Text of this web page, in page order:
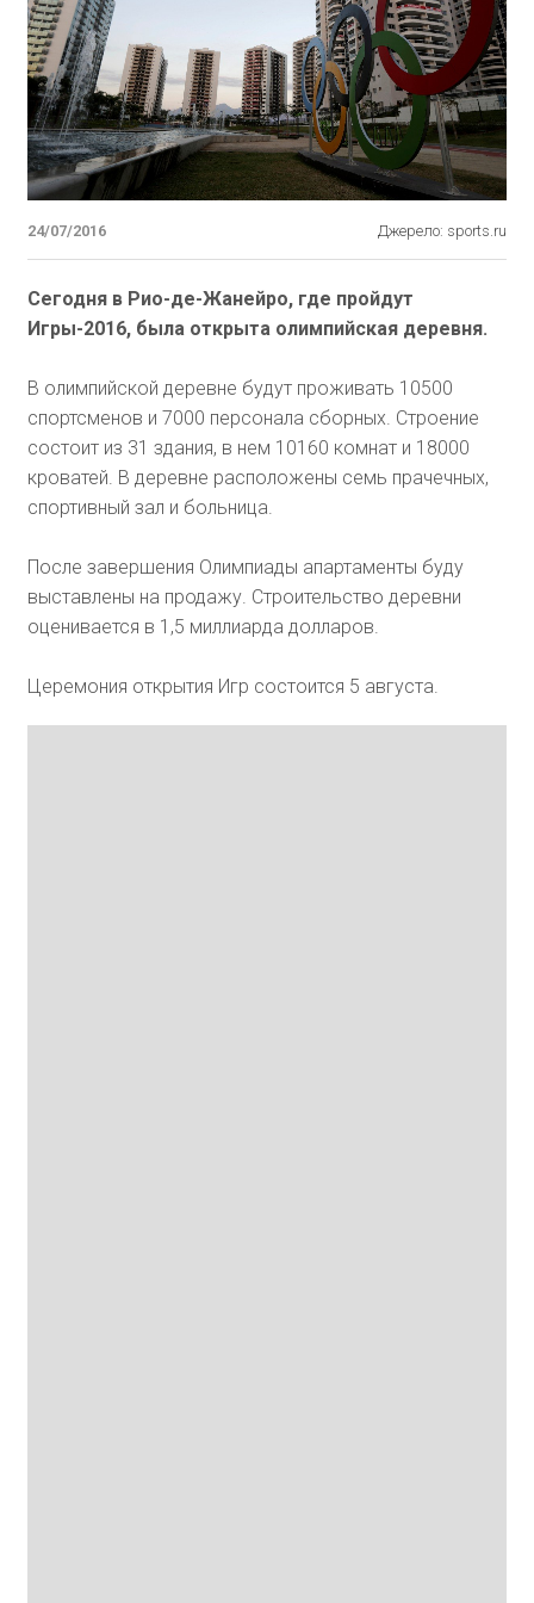
24/07/2016 Джерело: sports.ru
Сегодня в Рио-де-Жанейро, где пройдут
Игры-2016, была открыта олимпийская деревня.
В олимпийской деревне будут проживать 10500
спортсменов и 7000 персонала сборных. Строение
состоит из 31 здания, в нем 10160 комнат и 18000
кроватей. В деревне расположены семь прачечных,
спортивный зал и больница.
После завершения Олимпиады апартаменты буду
выставлены на продажу. Строительство деревни
оценивается в 1,5 миллиарда долларов.
Церемония открытия Игр состоится 5 августа.